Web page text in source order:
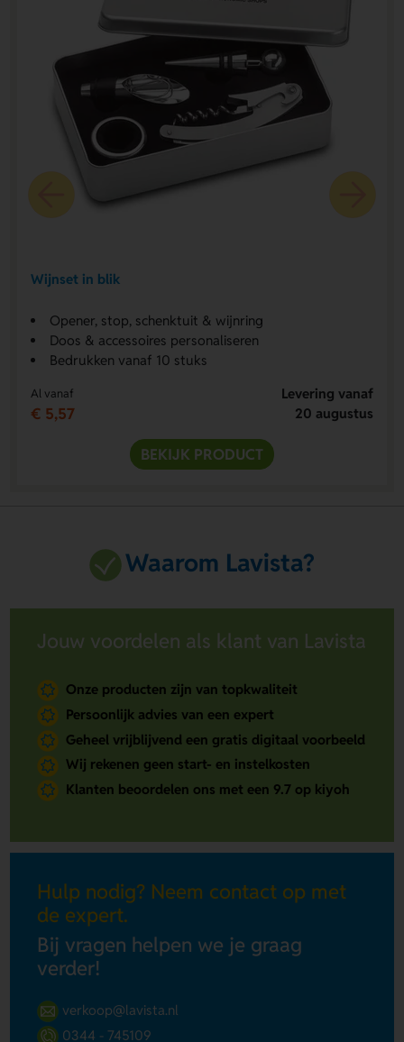
Wijnset in blik
Opener, stop, schenktuit & wijnring
Doos & accessoires personaliseren
Bedrukken vanaf 10 stuks
Al vanaf
€ 5,57
Levering vanaf
20 augustus
BEKIJK PRODUCT
Waarom Lavista?
Jouw voordelen als klant van Lavista
Onze producten zijn van topkwaliteit
Persoonlijk advies van een expert
Geheel vrijblijvend een gratis digitaal voorbeeld
Wij rekenen geen start- en instelkosten
Klanten beoordelen ons met een 9.7 op kiyoh
Hulp nodig? Neem contact op met
de expert.
Bij vragen helpen we je graag
verder!
verkoop@lavista.nl
0344 - 745109